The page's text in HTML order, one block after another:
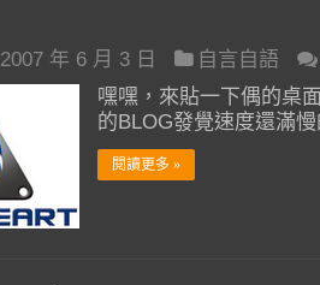
2007 年 6 月 3 日 自言自語
嘿嘿，來貼一下偶的桌
的BLOG發覺速度還滿
閱讀更多 »